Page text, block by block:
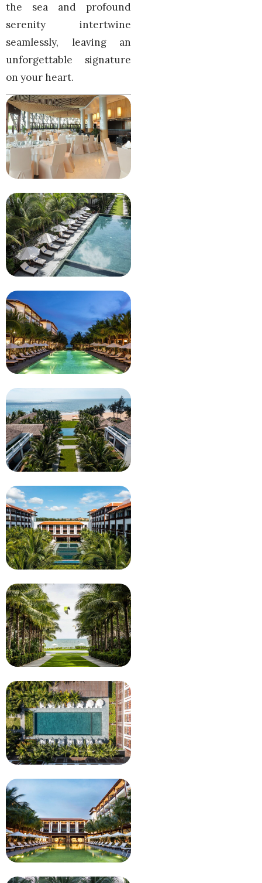
the sea and profound
serenity intertwine
seamlessly, leaving an
unforgettable signature
on your heart.